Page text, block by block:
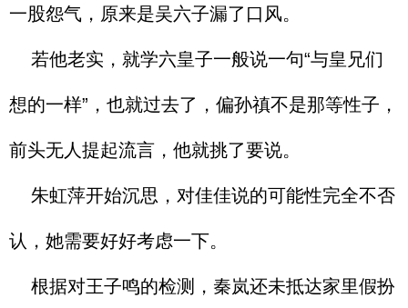
一股怨气，原来是吴六子漏了口风。
若他老实，就学六皇子一般说一句“与皇兄们
想的一样”，也就过去了，偏孙禛不是那等性子，
前头无人提起流言，他就挑了要说。
朱虹萍开始沉思，对佳佳说的可能性完全不否
认，她需要好好考虑一下。
根据对王子鸣的检测，秦岚还未抵达家里假扮